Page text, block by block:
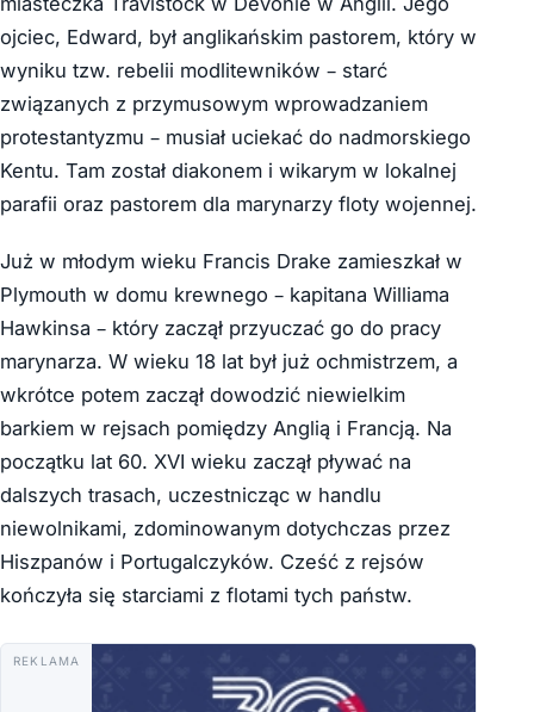
ojciec, Edward, był anglikańskim pastorem, który w
wyniku tzw. rebelii modlitewników – starć
związanych z przymusowym wprowadzaniem
protestantyzmu – musiał uciekać do nadmorskiego
Kentu. Tam został diakonem i wikarym w lokalnej
parafii oraz pastorem dla marynarzy floty wojennej.
Już w młodym wieku Francis Drake zamieszkał w
Plymouth w domu krewnego – kapitana Williama
Hawkinsa – który zaczął przyuczać go do pracy
marynarza. W wieku 18 lat był już ochmistrzem, a
wkrótce potem zaczął dowodzić niewielkim
barkiem w rejsach pomiędzy Anglią i Francją. Na
początku lat 60. XVI wieku zaczął pływać na
dalszych trasach, uczestnicząc w handlu
niewolnikami, zdominowanym dotychczas przez
Hiszpanów i Portugalczyków. Cześć z rejsów
kończyła się starciami z flotami tych państw.
REKLAMA